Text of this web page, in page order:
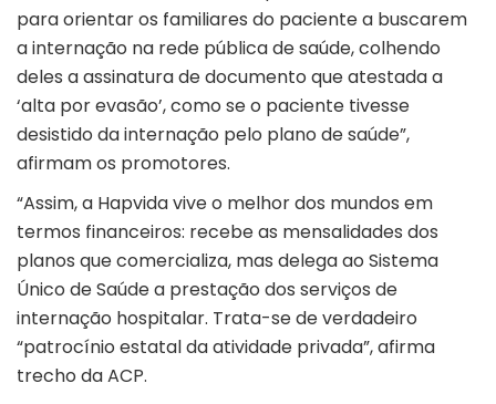
para orientar os familiares do paciente a buscarem
a internação na rede pública de saúde, colhendo
deles a assinatura de documento que atestada a
‘alta por evasão’, como se o paciente tivesse
desistido da internação pelo plano de saúde”,
afirmam os promotores.
“Assim, a Hapvida vive o melhor dos mundos em
termos financeiros: recebe as mensalidades dos
planos que comercializa, mas delega ao Sistema
Único de Saúde a prestação dos serviços de
internação hospitalar. Trata-se de verdadeiro
“patrocínio estatal da atividade privada”, afirma
trecho da ACP.